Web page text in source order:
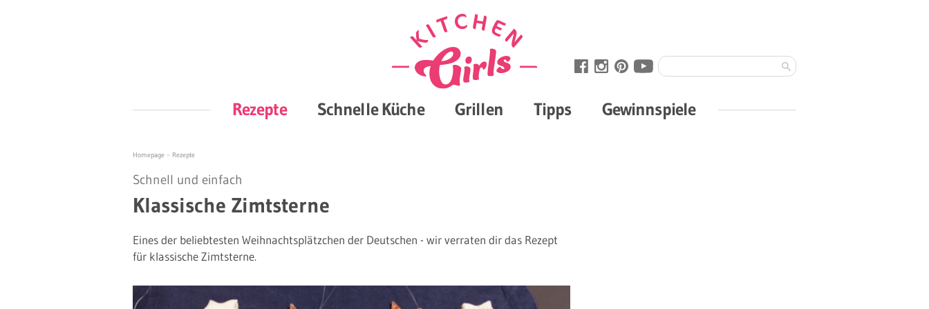
Rezepte Schnelle Küche Grillen Tipps Gewinnspiele
Homepage » Rezepte
Schnell und einfach
Klassische Zimtsterne
Eines der beliebtesten Weihnachtsplätzchen der Deutschen - wir verraten dir das Rezept
für klassische Zimtsterne.